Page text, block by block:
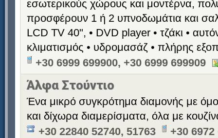
εσωτερικούς χώρους και μοντέρνα,
προσφέρουν 1 ή 2 υπνοδωμάτια και
LCD TV 40", • DVD player • τζάκι •
κλιματισμός • υδρομασάζ • πλήρης
+30 6999 699900, +30 6999 699909
Άλφα Στούντιο
Ένα μικρό συγκρότημα διαμονής με
και δίχωρα διαμερίσματα, όλα με
+30 22840 52740, 51763
+30 6972